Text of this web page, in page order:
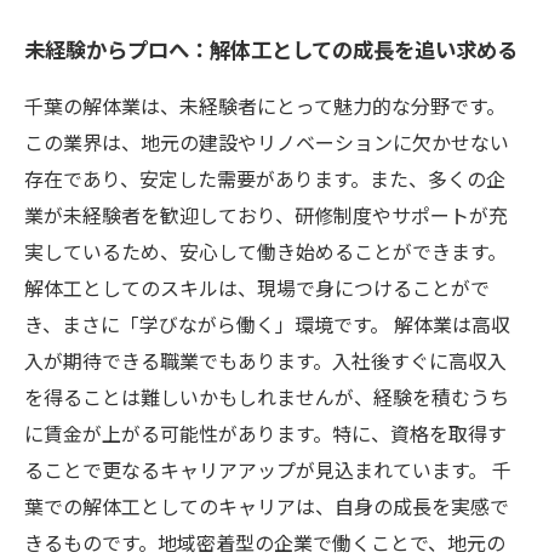
未経験からプロへ：解体工としての成長を追い求める
千葉の解体業は、未経験者にとって魅力的な分野です。
この業界は、地元の建設やリノベーションに欠かせない
存在であり、安定した需要があります。また、多くの企
業が未経験者を歓迎しており、研修制度やサポートが充
実しているため、安心して働き始めることができます。
解体工としてのスキルは、現場で身につけることがで
き、まさに「学びながら働く」環境です。 解体業は高収
入が期待できる職業でもあります。入社後すぐに高収入
を得ることは難しいかもしれませんが、経験を積むうち
に賃金が上がる可能性があります。特に、資格を取得す
ることで更なるキャリアアップが見込まれています。 千
葉での解体工としてのキャリアは、自身の成長を実感で
きるものです。地域密着型の企業で働くことで、地元の